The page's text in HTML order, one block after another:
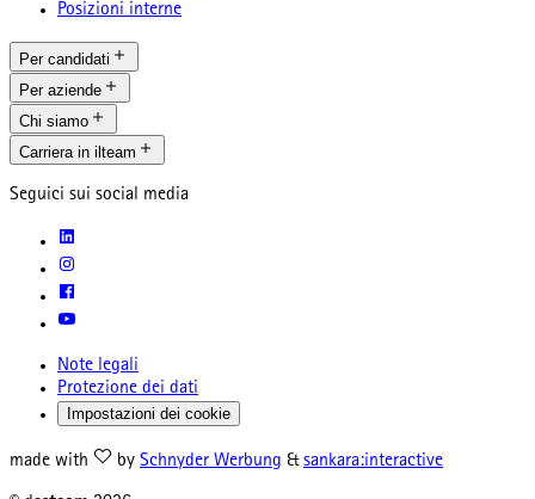
Posizioni interne
Per candidati
Per aziende
Chi siamo
Carriera in ilteam
Seguici sui social media
Note legali
Protezione dei dati
Impostazioni dei cookie
made with by Schnyder Werbung & sankara:interactive